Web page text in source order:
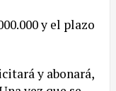
y el plazo
y abonará,